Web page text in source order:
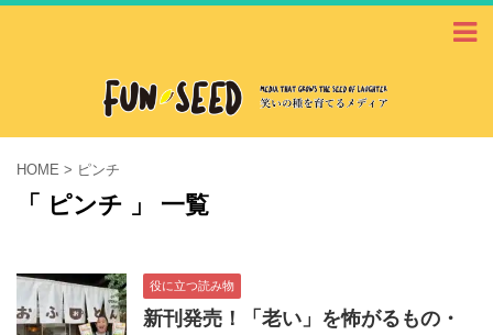
HOME > ピンチ
「 ピンチ 」 一覧
役に立つ読み物
新刊発売！「老い」を怖がるもの・